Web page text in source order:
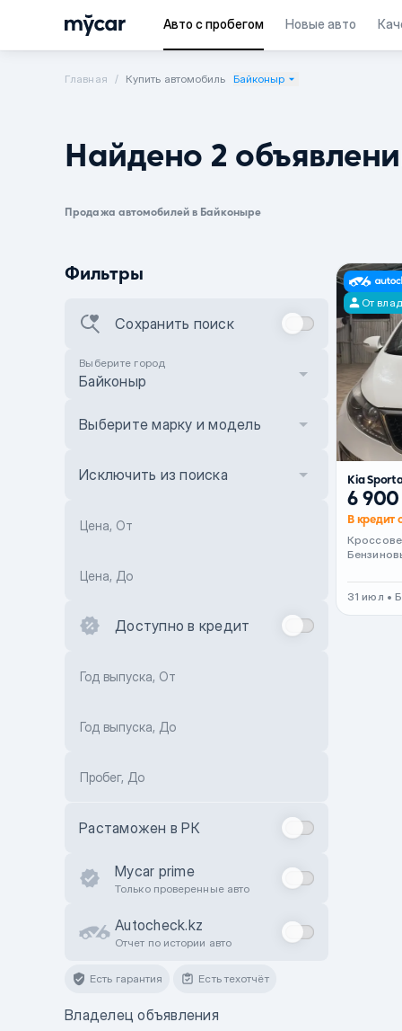
Авто с пробегом Новые авто
Главная Купить автомобиль Байконыр
Найдено 2
Продажа автомобилей в Байконыре
Фильтры
Сохранить поиск
Выберите город
Байконыр
Выберите марку и модель
Исключить из поиска
Цена, От
Цена, До
Доступно в кредит
Год выпуска, От
Год выпуска, До
Пробег, До
Растаможен в РК
Mycar prime
Только проверенные авто
Autocheck.kz
Отчет по истории авто
Есть гарантия Есть техотчёт
Владелец объявления
От
Kia
6
В кредит
31 июл •